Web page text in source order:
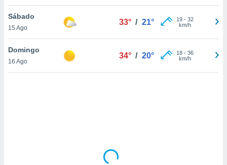
el sitio
ni para
o
Sábado
15 Ago
33° / 21° 19- 32
km/h
Domingo
16 Ago
34° / 20° 18- 36
km/h